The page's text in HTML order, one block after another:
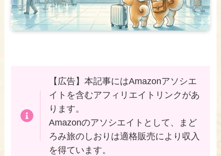
【広告】本記事にはAmazonアソシエ
イトを含むアフィリエイトリンクがあ
ります。
Amazonのアソシエイトとして、まど
ろみ旅のしおりは適格販売により収入
を得ています。